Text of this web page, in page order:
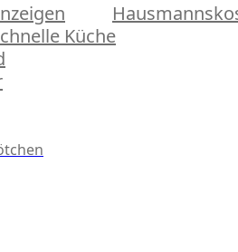
Küche